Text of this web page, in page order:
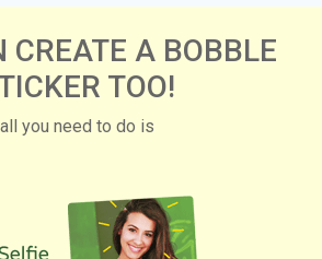
CREATE A BOBBLE
TOO!
all you need to do is